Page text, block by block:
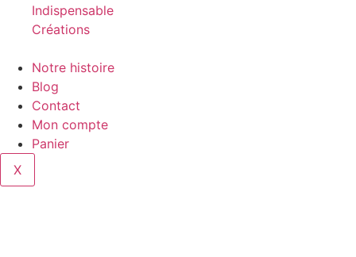
Indispensable
Créations
Notre histoire
Blog
Contact
Mon compte
Panier
X